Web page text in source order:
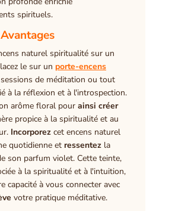
spirituels.
naturel spiritualité sur un
le sur un porte-encens
de méditation ou tout
à la réflexion et à l'introspection.
arôme floral pour ainsi créer
propice à la spiritualité et au
Incorporezcet encens naturel
quotidienne et ressentezla
son parfum violet. Cette teinte,
à la spiritualité et à l'intuition,
capacité à vous connecter avec
votre pratique méditative.